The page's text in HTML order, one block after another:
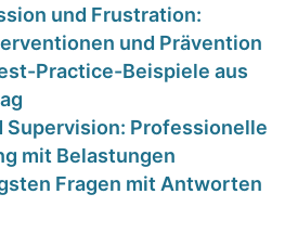
Fachanalyse für
Zahnärzte
CONTINUE READING
und Frustration:
und Prävention
Practice-Beispiele aus
Supervision: ⁤Professionelle
mit Belastungen
Fragen mit Antworten